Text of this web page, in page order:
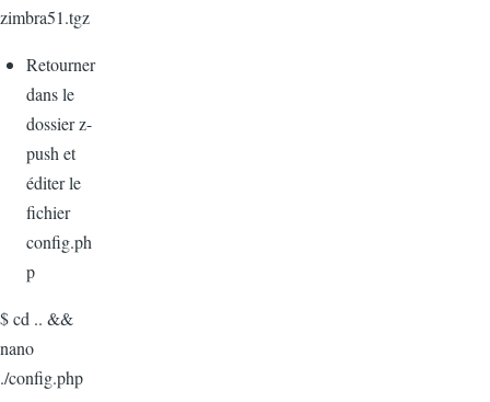
zimbra51.tgz
Retourner
dans le
dossier z-
push et
éditer le
fichier
config.ph
p
$ cd .. &&
nano
./config.php